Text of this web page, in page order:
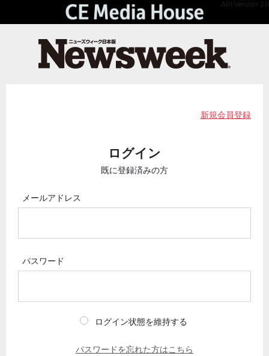
API Version 2.0
新規会員登録
ログイン
既に登録済みの方
メールアドレス
パスワード
ログイン状態を維持する
パスワードを忘れた方はこちら